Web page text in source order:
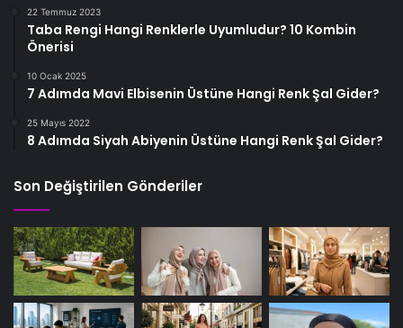
22 Temmuz 2023
Taba Rengi Hangi Renklerle Uyumludur? 10 Kombin
Önerisi
10 Ocak 2025
7 Adımda Mavi Elbisenin Üstüne Hangi Renk Şal Gider?
25 Mayıs 2022
8 Adımda Siyah Abiyenin Üstüne Hangi Renk Şal Gider?
Son Değiştirilen Gönderiler